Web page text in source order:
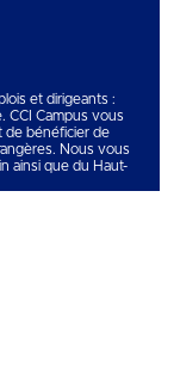
et dirigeants :
CCI Campus vous
de bénéficier de
Nous vous
ainsi que du Haut-